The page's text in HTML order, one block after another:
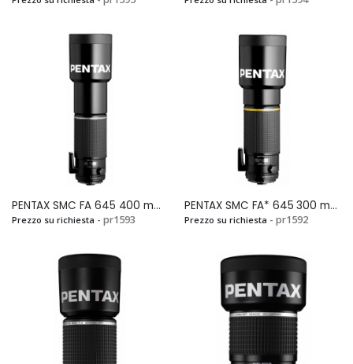
PENTAX SMC FA 645 400 mm F.5,6 ED (IF)Si
Prezzo su richiesta - pr1593
PENTAX SMC FA* 645 300 mm F.4,0 ED (IF)Si
Prezzo su richiesta - pr1592